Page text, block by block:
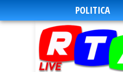
POLITICA